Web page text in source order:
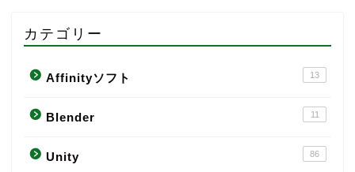
カテゴリー
Affinityソフト 13
Blender 11
Unity 86